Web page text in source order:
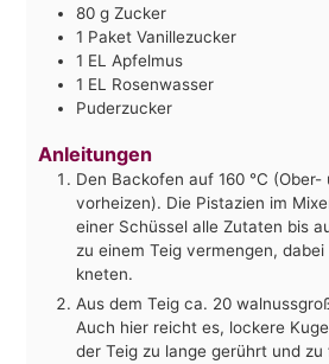
80 g Zucker
1 Paket Vanillezucker
1 EL Apfelmus
1 EL
Rosenwasser
Puderzucker
Anleitungen
Den Backofen auf 160 °C
vorheizen). Die Pistazien im
einer Schüssel alle Zutaten bis
zu einem Teig vermengen,
kneten.
Aus dem Teig ca. 20
Auch hier reicht es, lockere
der Teig zu lange gerührt und